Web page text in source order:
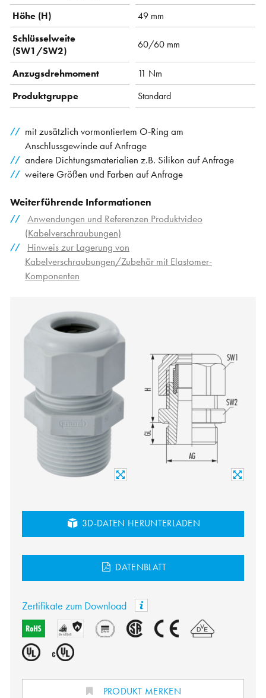
Höhe (H)
49 mm
Schlüsselweite
(SW1/SW2)
60/60 mm
Anzugsdrehmoment
11 Nm
Produktgruppe
Standard
mit zusätzlich vormontiertem O-Ring am
Anschlussgewinde auf Anfrage
andere Dichtungsmaterialien z.B. Silikon auf Anfrage
weitere Größen und Farben auf Anfrage
Weiterführende Informationen
Anwendungen und Referenzen Produktvideo
(Kabelverschraubungen)
Hinweis zur Lagerung von
Kabelverschraubungen/Zubehör mit Elastomer-
Komponenten
3D-DATEN HERUNTERLADEN
DATENBLATT
Zertifikate zum Download
PRODUKT MERKEN